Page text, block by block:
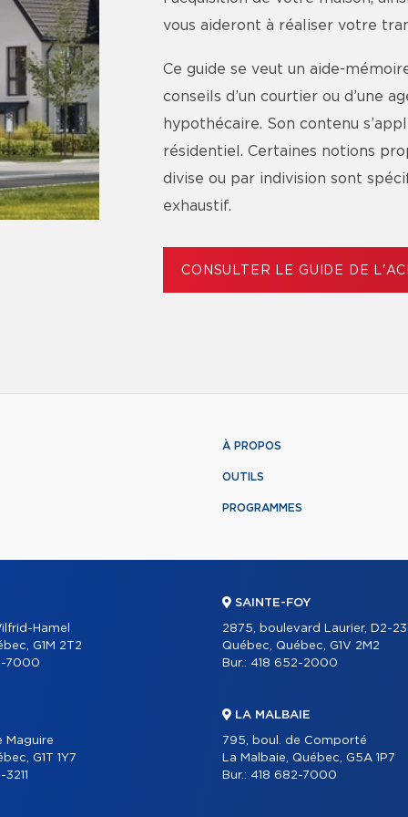
vous aideront à réaliser votre
Ce guide se veut un aide-
conseils d’un courtier ou d’une
hypothécaire. Son contenu
résidentiel. Certaines notions
divise ou par indivision sont
exhaustif.
CONSULTER LE GUIDE DE
À PROPOS
OUTILS
PROGRAMMES
Hamel
G1M 2T2
7000
Maguire
G1T 1Y7
SAINTE-FOY
2875, boulevard Laurier, D2-
Québec, Québec, G1V 2M2
Bur.: 418 652-2000
LA MALBAIE
795, boul. de Comporté
La Malbaie, Québec, G5A 1P7
Bur.: 418 682-7000